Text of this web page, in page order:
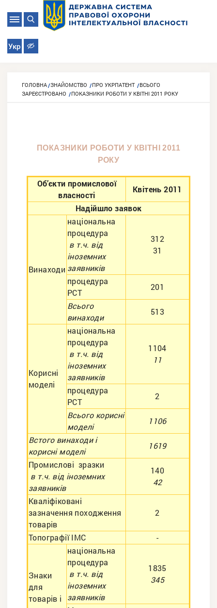
Укр
ГОЛОВНА ЗНАЙОМСТВО ПРО УКРПАТЕНТ
ВСЬОГО
ЗАРЕЄСТРОВАНО
ПОКАЗНИКИ РОБОТИ У КВІТНІ 2011 РОКУ
ПОКАЗНИКИ РОБОТИ У КВІТНІ 2011
РОКУ
Об’єкти промислової
власності
Квітень 2011
Надійшло заявок
Винаходи
національна
процедура
в т.ч. від
іноземних
заявників
312
31
процедура
РСТ
201
Всього
винаходи
513
Корисні
моделі
національна
процедура
в т.ч. від
іноземних
заявників
1104
11
процедура
РСТ
2
Всього корисні
моделі
1106
Встого винаходи і
корисні моделі
1619
Промислові зразки
в т.ч. від іноземних
заявників
140
42
Кваліфіковані
зазначення походження
товарів
2
Топографії ІМС -
Знаки
для
товарів і
національна
процедура
в т.ч. від
іноземних
заявників
1835
345